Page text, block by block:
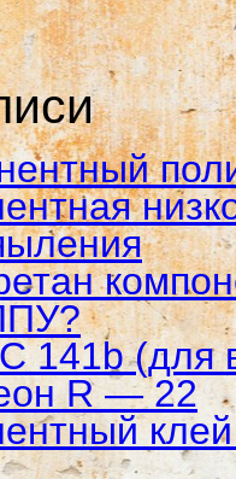
141b (для
R — 22